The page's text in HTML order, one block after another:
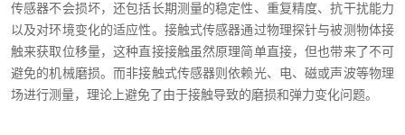
传感器不会损坏，还包括长期测量的稳定性、重复精度、抗干扰能力
以及对环境变化的适应性。接触式传感器通过物理探针与被测物体接
触来获取位移量，这种直接接触虽然原理简单直接，但也带来了不可
避免的机械磨损。而非接触式传感器则依赖光、电、磁或声波等物理
场进行测量，理论上避免了由于接触导致的磨损和弹力变化问题。